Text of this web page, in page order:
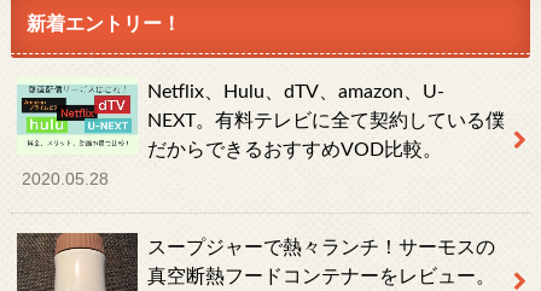
新着エントリー！
Netflix、Hulu、dTV、amazon、U-
NEXT。有料テレビに全て契約している僕
だからできるおすすめVOD比較。
2020.05.28
スープジャーで熱々ランチ！サーモスの
真空断熱フードコンテナーをレビュー。